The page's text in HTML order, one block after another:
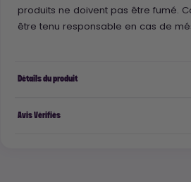
produits ne doivent pas être fumé.
être tenu responsable en cas de
Détails du produit
Avis Vérifiés